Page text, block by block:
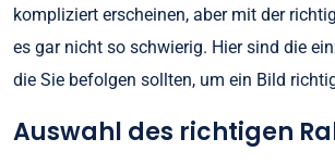
kompliziert erscheinen, aber mit der
es gar nicht so schwierig. Hier sind die
die Sie befolgen sollten, um ein Bild
Auswahl des richtigen